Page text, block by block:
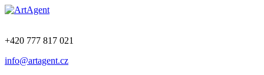
+420 777 817 021
info@artagent.cz